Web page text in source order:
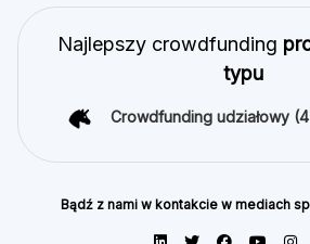
Najlepszy crowdfunding
typu
Crowdfunding udziałowy
Bądź z nami w kontakcie w mediach